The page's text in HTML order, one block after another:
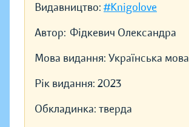
Видавництво: #Knigolove
Автор: Фідкевич Олександра
Мова видання: Українська мова
Рік видання: 2023
Обкладинка: тверда